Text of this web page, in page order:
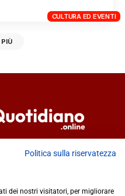
CULTURA ED EVENTI
PIÙ
Fiorella Falci
Politica sulla riservatezza
dei nostri visitatori, per migliorare